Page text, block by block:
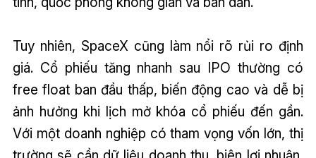
Tuy nhiên, SpaceX cũng làm nổi rõ rủi ro định
giá. Cổ phiếu tăng nhanh sau IPO thường có
free float ban đầu thấp, biến động cao và dễ bị
ảnh hưởng khi lịch mở khóa cổ phiếu đến gần.
Với một doanh nghiệp có tham vọng vốn lớn, thị